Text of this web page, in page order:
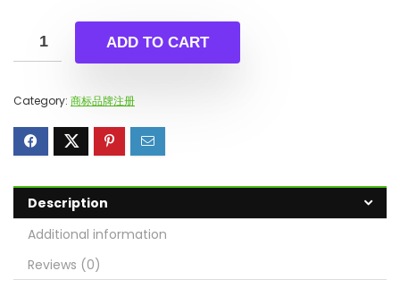
was:
$800.00.
is:
$799.00.
ADD TO CART
Category: 商标品牌注册
Description
Additional information
Reviews (0)